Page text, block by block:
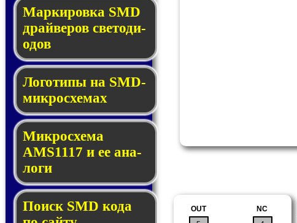
Маркировка SMD
драй­ве­ров све­то­ди­
о­дов
Логотипы на SMD-
мик­ро­схе­мах
Микросхема
AMS1117 и ее ана­
ло­ги
Поиск SMD ко­да
NC
OUT